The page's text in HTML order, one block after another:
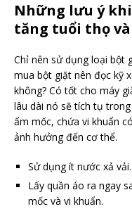
Những lưu ý
tăng tuổi thọ
Chỉ nên sử dụng loại bột
mua bột giặt nên đọc kỹ
không? Có tốt cho máy
lâu dài nó sẽ tích tụ
ẩm mốc, chứa vi khuẩn
ảnh hưởng đến cơ thể.
Sử dụng ít nước xả vải.
Lấy quần áo ra ngay
mốc và vi khuẩn.